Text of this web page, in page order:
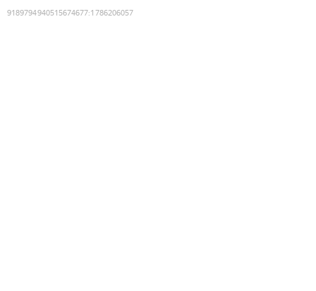
9189794940515674677:1786206057